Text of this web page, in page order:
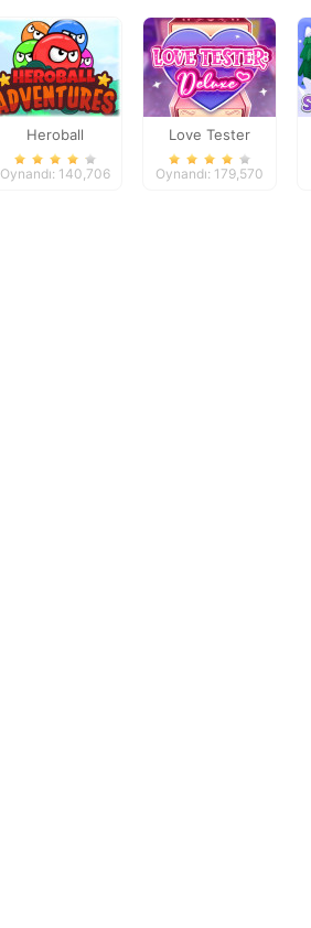
Heroball
Adventures
Oynandı: 140,706
Love Tester
Deluxe
Oynandı: 179,570